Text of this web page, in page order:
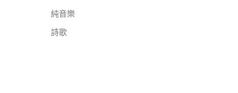
純音樂
詩歌